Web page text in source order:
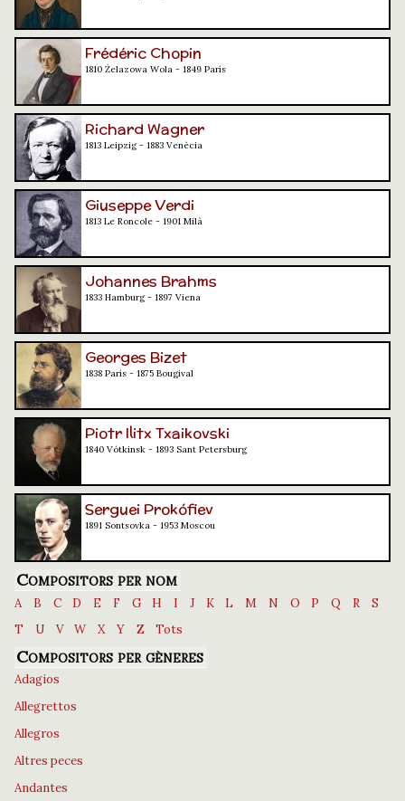
Frédéric Chopin
1810 Żelazowa Wola - 1849 París
Richard Wagner
1813 Leipzig - 1883 Venècia
Giuseppe Verdi
1813 Le Roncole - 1901 Milà
Johannes Brahms
1833 Hamburg - 1897 Viena
Georges Bizet
1838 París - 1875 Bougival
Piotr Ilitx Txaikovski
1840 Vótkinsk - 1893 Sant Petersburg
Serguei Prokófiev
1891 Sontsovka - 1953 Moscou
Compositors per nom
A B C D E F G H I J K L M N O P Q R
S
T
U V W X Y Z Tots
Compositors per gèneres
Adagios
Allegrettos
Allegros
Altres peces
Andantes